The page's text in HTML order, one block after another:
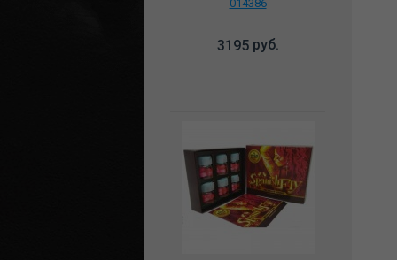
014386
3195руб.